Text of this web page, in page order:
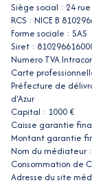
Siège social : 24
RCS : NICE B
Forme sociale : SAS
Siret :
Numero TVA
Carte
Préfecture de
d'Azur
Capital : 1000 €
Caisse garantie
Montant garantie
Nom du médiateur
Consommation de
Adresse du site